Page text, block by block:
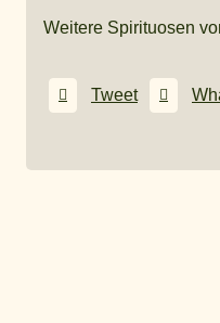
Weitere Spirituosen
Tweet